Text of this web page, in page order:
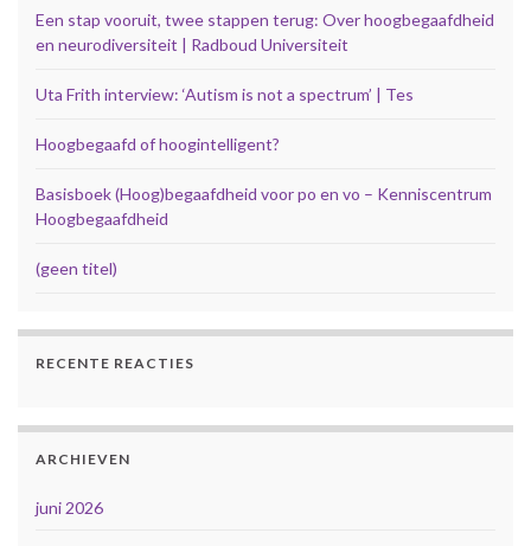
Een stap vooruit, twee stappen terug: Over hoogbegaafdheid
en neurodiversiteit | Radboud Universiteit
Uta Frith interview: ‘Autism is not a spectrum’ | Tes
Hoogbegaafd of hoogintelligent?
Basisboek (Hoog)begaafdheid voor po en vo – Kenniscentrum
Hoogbegaafdheid
(geen titel)
RECENTE REACTIES
ARCHIEVEN
juni 2026